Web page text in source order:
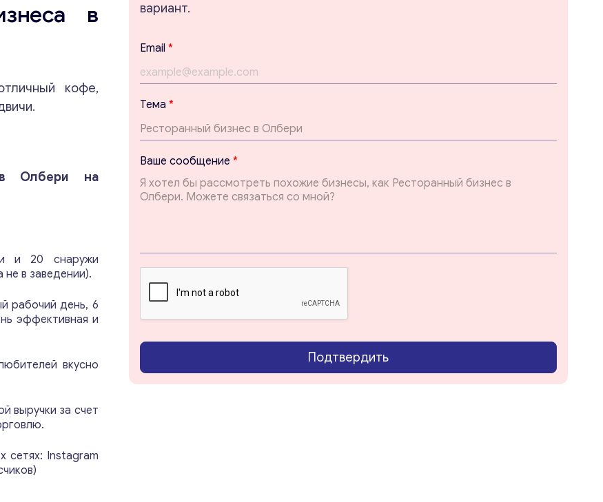
Консультация
Отправьте нам запрос, и мы свяжемся с вами в
ближайшее время.
Ваши комментарии
в
кофе,
в Олбери на
и 20 снаружи
в заведении).
рабочий день, 6
эффективная и
вкусно
выручки за счет
сетях: Instagram
вариант.
Т
е
м
а
с
о
о
б
е
н
и
и
Email *
Тема *
Ваше сообщение *
Подтвердить